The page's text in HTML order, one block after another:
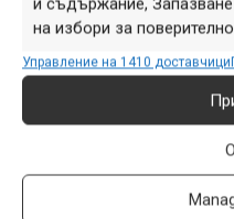
на избори за
Управление на 1410 доставчици
мен,
видео